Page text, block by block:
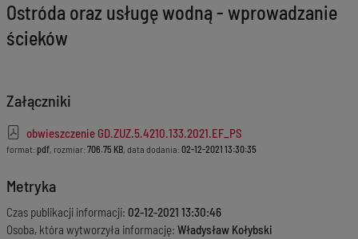
Ostróda oraz usługę wodną - wprowadzanie
ścieków
Załączniki
obwieszczenie GD.ZUZ.5.4210.133.2021.EF_PS
format: pdf, rozmiar: 706.75 KB, data dodania: 02-12-2021 13:30:35
Metryka
Czas publikacji informacji: 02-12-2021 13:30:46
Osoba, która wytworzyła informację: Władysław Kołybski